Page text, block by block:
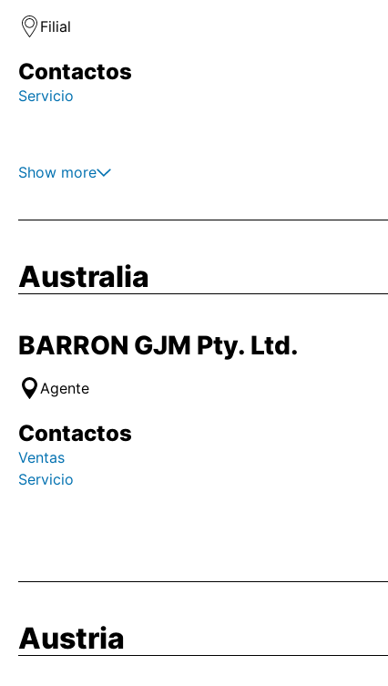
Filial
Contactos
Servicio
Show more
Australia
BARRON GJM Pty. Ltd.
Agente
Contactos
Ventas
Servicio
Austria